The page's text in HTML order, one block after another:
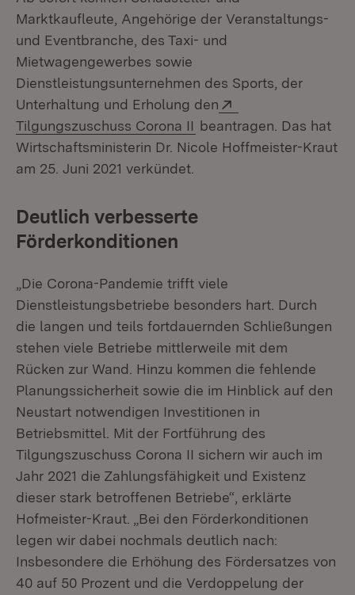
Marktkaufleute, Angehörige der Veranstaltungs-
und Eventbranche, des Taxi- und
Mietwagengewerbes sowie
Dienstleistungsunternehmen des Sports, der
Unterhaltung und Erholung den
Tilgungszuschuss Corona II (Öffnet in neuem
beantragen. Das hat
Wirtschaftsministerin Dr. Nicole Hoffmeister-Kraut
am 25. Juni 2021 verkündet.
Deutlich verbesserte
Förderkonditionen
„Die Corona-Pandemie trifft viele
Dienstleistungsbetriebe besonders hart. Durch
die langen und teils fortdauernden Schließungen
stehen viele Betriebe mittlerweile mit dem
Rücken zur Wand. Hinzu kommen die fehlende
Planungssicherheit sowie die im Hinblick auf den
Neustart notwendigen Investitionen in
Betriebsmittel. Mit der Fortführung des
Tilgungszuschuss Corona II sichern wir auch im
Jahr 2021 die Zahlungsfähigkeit und Existenz
dieser stark betroffenen Betriebe“, erklärte
Hofmeister-Kraut. „Bei den Förderkonditionen
legen wir dabei nochmals deutlich nach:
Insbesondere die Erhöhung des Fördersatzes von
40 auf 50 Prozent und die Verdoppelung der